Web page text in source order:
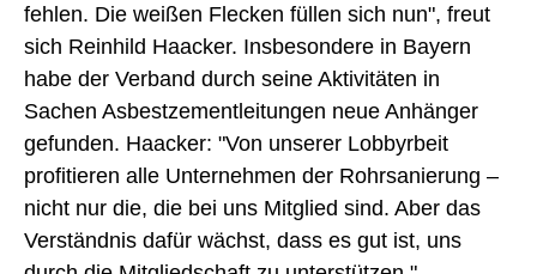
fehlen. Die weißen Flecken füllen sich nun", freut
sich Reinhild Haacker. Insbesondere in Bayern
habe der Verband durch seine Aktivitäten in
Sachen Asbestzementleitungen neue Anhänger
gefunden. Haacker: "Von unserer Lobbyrbeit
profitieren alle Unternehmen der Rohrsanierung –
nicht nur die, die bei uns Mitglied sind. Aber das
Verständnis dafür wächst, dass es gut ist, uns